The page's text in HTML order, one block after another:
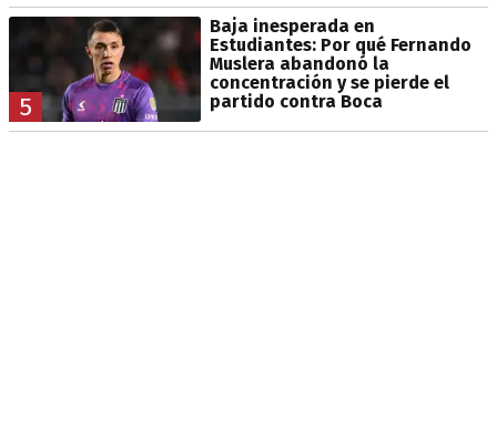
5
Baja inesperada en
Estudiantes: Por qué Fernando
Muslera abandonó la
concentración y se pierde el
partido contra Boca